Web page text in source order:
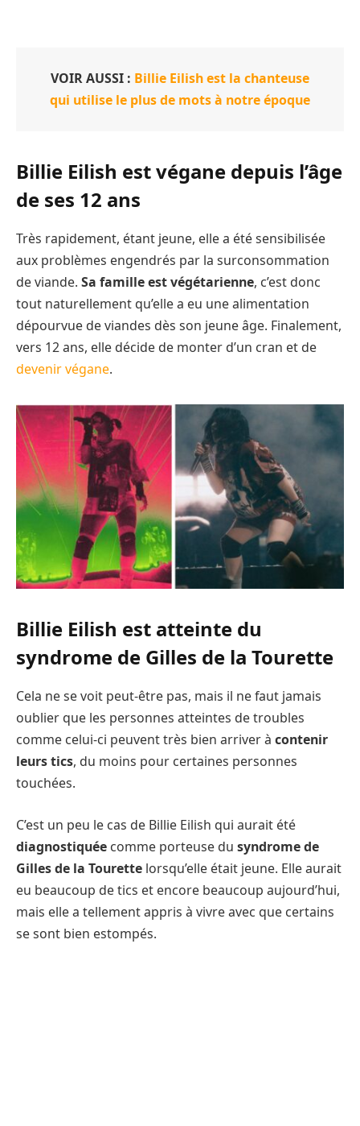
VOIR AUSSI : Billie Eilish est la chanteuse
qui utilise le plus de mots à notre époque
Billie Eilish est végane depuis l’âge
de ses 12 ans
Très rapidement, étant jeune, elle a été sensibilisée
aux problèmes engendrés par la surconsommation
de viande. Sa famille est végétarienne, c’est donc
tout naturellement qu’elle a eu une alimentation
dépourvue de viandes dès son jeune âge. Finalement,
vers 12 ans, elle décide de monter d’un cran et de
devenir végane.
Billie Eilish est atteinte du
syndrome de Gilles de la Tourette
Cela ne se voit peut-être pas, mais il ne faut jamais
oublier que les personnes atteintes de troubles
comme celui-ci peuvent très bien arriver à contenir
leurs tics, du moins pour certaines personnes
touchées.
C’est un peu le cas de Billie Eilish qui aurait été
diagnostiquée comme porteuse du syndrome de
Gilles de la Tourette lorsqu’elle était jeune. Elle aurait
eu beaucoup de tics et encore beaucoup aujourd’hui,
mais elle a tellement appris à vivre avec que certains
se sont bien estompés.